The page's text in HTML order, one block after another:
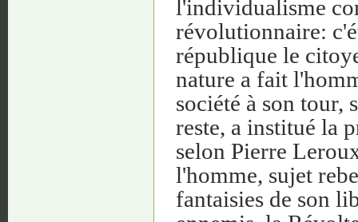
l'individualisme
révolutionnaire:
république le
nature a fait
société à son tour,
reste, a institué la
selon Pierre
l'homme, sujet
fantaisies de son